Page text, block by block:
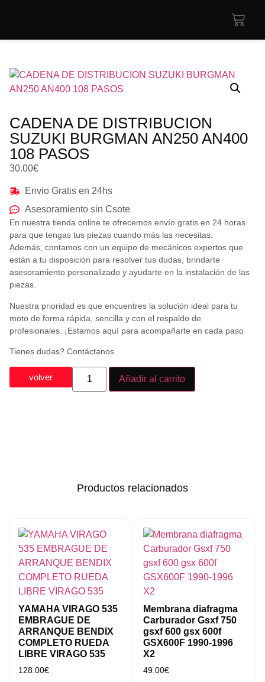
CADENA DE DISTRIBUCION
SUZUKI BURGMAN AN250 AN400
108 PASOS
30.00€
Envio Gratis en 24hs
Asesoramiento sin Csote
En nuestra tienda online te ofrecemos envío gratis en 24 horas
para que tengas tus piezas cuando más las necesitas.
Además, contamos con un equipo de mecánicos expertos que
están a tu disposición para resolver tus dudas, brindarte
asesoramiento personalizado y ayudarte en la instalación de las
piezas.
Nuestra prioridad es que encuentres la solución ideal para tu
moto de forma rápida, sencilla y con el respaldo de
profesionales. ¡Estamos aquí para acompañarte en cada paso
Tienes dudas? Contáctanos
volver Añadir al carrito
Productos relacionados
YAMAHA VIRAGO 535
EMBRAGUE DE
ARRANQUE BENDIX
COMPLETO RUEDA
LIBRE VIRAGO 535
128.00€
Membrana diafragma
Carburador Gsxf 750
gsxf 600 gsx 600f
GSX600F 1990-1996
X2
49.00€